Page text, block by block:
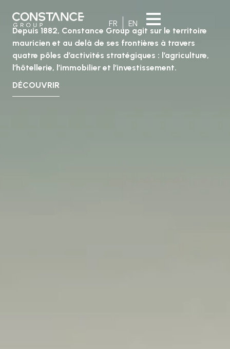
FR EN
Depuis 1882, Constance Group agit sur le territoire
mauricien et au delà de ses frontières à travers
quatre pôles d’activités stratégiques : l’agriculture,
l’hôtellerie, l’immobilier et l’investissement.
DÉCOUVRIR